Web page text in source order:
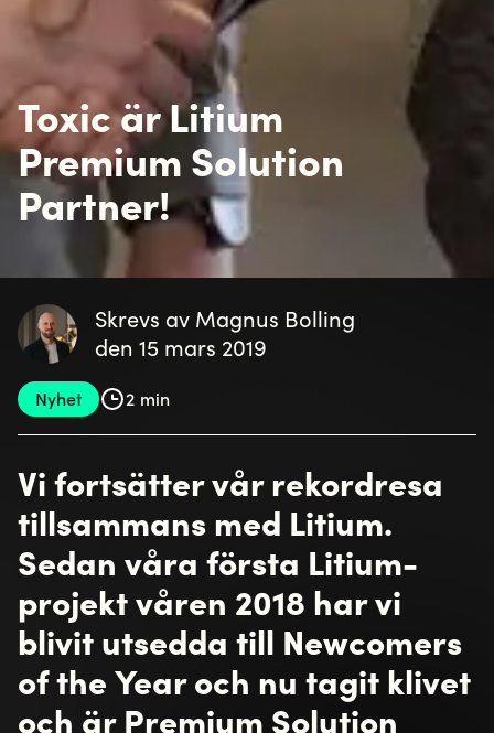
Toxic är Litium
Premium Solution
Partner!
Skrevs av Magnus Bolling
den 15 mars 2019
Nyhet 2 min
Vi fortsätter vår rekordresa
tillsammans med Litium.
Sedan våra första Litium-
projekt våren 2018 har vi
blivit utsedda till Newcomers
of the Year och nu tagit klivet
och är Premium Solution